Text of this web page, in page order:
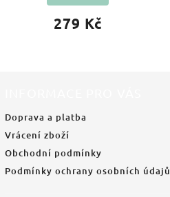
279 Kč
Doprava a platba
Vrácení zboží
Obchodní podmínky
Podmínky ochrany osobních údajů